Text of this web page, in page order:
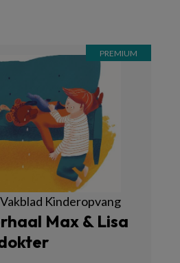
Kinderopvang
Max & Lisa